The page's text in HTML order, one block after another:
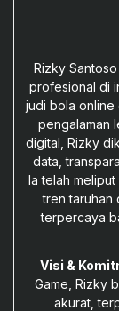
Rizky
profesional di
judi bola online
pengalaman
digital, Rizky
data,
Ia telah
tren taruhan
terpercaya
Visi &
Game, Rizky
akurat,